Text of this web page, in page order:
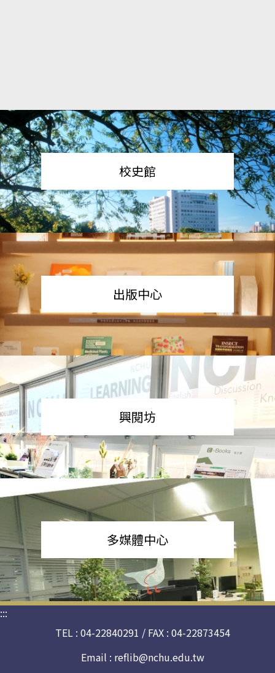
校史館
出版中心
興閱坊
多媒體中心
:::
TEL : 04-22840291 / FAX : 04-22873454
Email : reflib@nchu.edu.tw